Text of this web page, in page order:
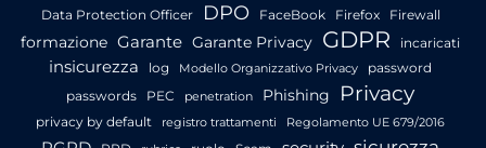
Data Protection Officer
DPO FaceBook Firefox Firewall
formazione Garante Garante Privacy GDPR incaricati
insicurezza log Modello Organizzativo Privacy
password
passwords
PEC penetration Phishing Privacy
privacy by default registro trattamenti Regolamento UE 679/2016